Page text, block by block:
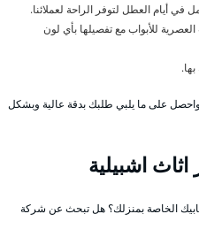
في أيام العطل لتوفر الراحة لعملائنا.
للأبواب مع تفصيلها بأي لون
على ما يلبي طلبك بدقة عالية وبشكل
اشبيلية
الخاصة بمنزلك؟ هل تبحث عن شركة